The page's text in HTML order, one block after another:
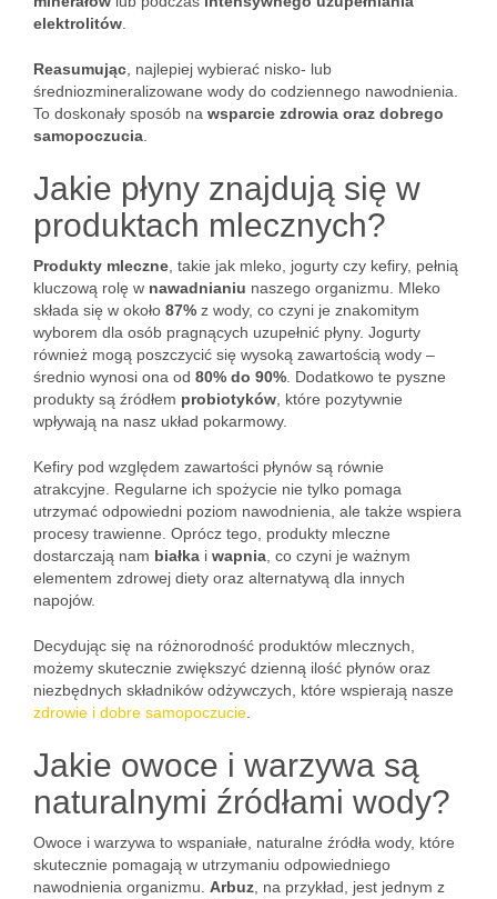
elektrolitów
Reasumując , najlepiej wybierać nisko- lub
średniozmineralizowane wody do codziennego nawodnienia.
To doskonały sposób na wsparcie zdrowia oraz dobrego
samopoczucia
Jakie płyny znajdują się w
produktach mlecznych?
Produkty mleczne , takie jak mleko, jogurty czy kefiry, pełnią
kluczową rolę w nawadnianiu naszego organizmu. Mleko
składa się w około 87% z wody, co czyni je znakomitym
wyborem dla osób pragnących uzupełnić płyny. Jogurty
również mogą poszczycić się wysoką zawartością wody –
średnio wynosi ona od 80% do 90% . Dodatkowo te pyszne
produkty są źródłem probiotyków , które pozytywnie
wpływają na nasz układ pokarmowy.
Kefiry pod względem zawartości płynów są równie
atrakcyjne. Regularne ich spożycie nie tylko pomaga
utrzymać odpowiedni poziom nawodnienia, ale także wspiera
procesy trawienne. Oprócz tego, produkty mleczne
dostarczają nam białka i wapnia , co czyni je ważnym
elementem zdrowej diety oraz alternatywą dla innych
napojów.
Decydując się na różnorodność produktów mlecznych,
możemy skutecznie zwiększyć dzienną ilość płynów oraz
niezbędnych składników odżywczych, które wspierają nasze
zdrowie i dobre samopoczucie
Jakie owoce i warzywa są
naturalnymi źródłami wody?
Owoce i warzywa to wspaniałe, naturalne źródła wody, które
skutecznie pomagają w utrzymaniu odpowiedniego
nawodnienia organizmu. Arbuz , na przykład, jest jednym z